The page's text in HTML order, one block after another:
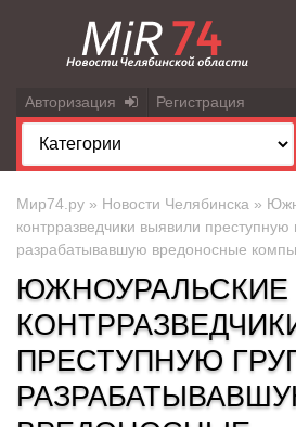
Авторизация Регистрация
Мир74.ру » Новости Челябинска »
контрразведчики выявили преступную
разрабатывавшую вредоносные
ЮЖНОУРАЛЬСКИЕ
ПРЕСТУПНУЮ